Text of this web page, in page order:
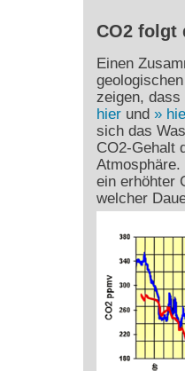
CO2 folgt
Einen
zeigen, dass
hierund
sich das
CO2-Gehalt
Atmosphäre.
ein erhöhter
welcher